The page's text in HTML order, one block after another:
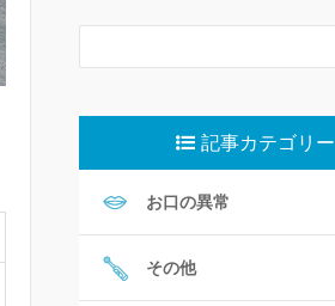
記事カテゴリー
お口の異常
その他